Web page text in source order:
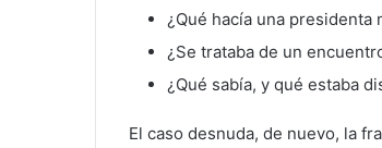
¿Qué hacía una presidenta
¿Se trataba de un
¿Qué sabía, y qué estaba
El caso desnuda, de nuevo, la